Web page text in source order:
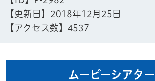
【更新日】 2018年12月25日
【アクセス数】4537
ムービーシアター